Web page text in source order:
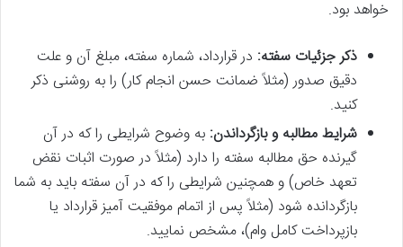
خواهد بود.
ذکر جزئیات سفته: در قرارداد، شماره سفته، مبلغ آن و علت
دقیق صدور (مثلاً ضمانت حسن انجام کار) را به روشنی ذکر
کنید.
شرایط مطالبه و بازگرداندن: به وضوح شرایطی را که در آن
گیرنده حق مطالبه سفته را دارد (مثلاً در صورت اثبات نقض
تعهد خاص) و همچنین شرایطی را که در آن سفته باید به شما
بازگردانده شود (مثلاً پس از اتمام موفقیت آمیز قرارداد یا
بازپرداخت کامل وام)، مشخص نمایید.